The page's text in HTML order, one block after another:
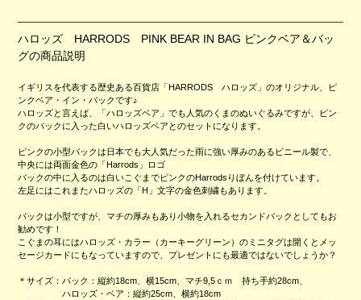
ハロッズ HARRODS PINK BEAR IN BAG ピンクベア＆バッ
グの商品説明
イギリスを代表する歴史ある百貨店「HARRODS ハロッズ」のオリジナル、ピ
ンクベア・イン・バックです♪
ハロッズと言えば、「ハロッズベア」でも人気のくまのぬいぐるみですが、ピン
クのバックに入った白いハロッズベアとのセットになります。
ピンクの小型バックは日本でも大人気だった雨に強い厚みのあるビニール製で、
中央には両面金色の「Harrods」ロゴ
バックの中に入るのは白いこぐまでピンクのHarrodsりぼんを付けています。
左足にはこれまたハロッズの「H」文字の金色刺繍もあります。
バックは小型ですが、マチの厚みもあり小物を入れるセカンドバックとしてもお
勧めです！
こぐまの耳にはハロッズ・カラー（カーキーグリーン）のミニタグは開くとメッ
セージカードにもなっていますので、プレゼントにも最適ではないでしょうか？
＊サイズ：バック：縦約18cm、横15cm、マチ9,5ｃｍ 持ち手約28cm、
ハロッズ・ベア：縦約25cm、横約18cm